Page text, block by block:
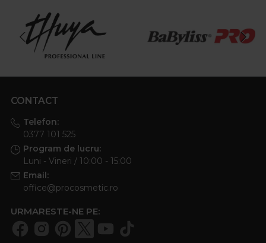
CONTACT
Telefon:
0377 101 525
Program de lucru:
Luni - Vineri / 10:00 - 15:00
Email:
office@procosmetic.ro
URMARESTE-NE PE: